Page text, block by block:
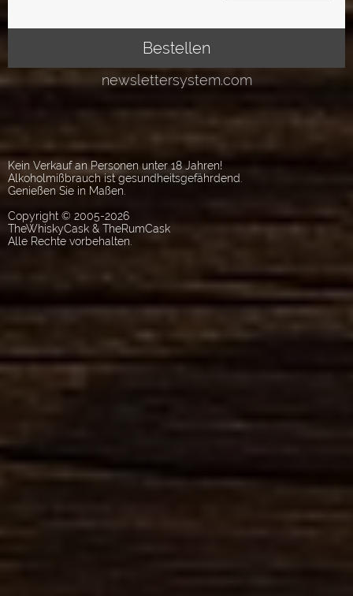
Kein Verkauf an Personen unter 18 Jahren!
Alkoholmißbrauch ist gesundheitsgefährdend.
Genießen Sie in Maßen.
Copyright © 2005-2026
TheWhiskyCask & TheRumCask
Alle Rechte vorbehalten.